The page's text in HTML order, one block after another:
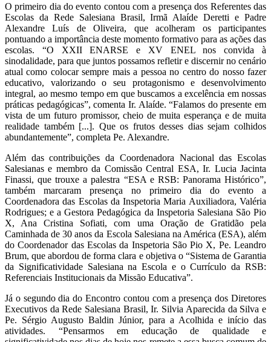
O primeiro dia do evento contou com a presença dos Referentes das
Escolas da Rede Salesiana Brasil, Irmã Alaíde Deretti e Padre
Alexandre Luís de Oliveira, que acolheram os participantes
pontuando a importância deste momento formativo para as ações das
escolas. “O XXII ENARSE e XV ENEL nos convida à
sinodalidade, para que juntos possamos refletir e discernir no cenário
atual como colocar sempre mais a pessoa no centro do nosso fazer
educativo, valorizando o seu protagonismo e desenvolvimento
integral, ao mesmo tempo em que buscamos a excelência em nossas
práticas pedagógicas”, comenta Ir. Alaíde. “Falamos do presente em
vista de um futuro promissor, cheio de muita esperança e de muita
realidade também [...]. Que os frutos desses dias sejam colhidos
abundantemente”, completa Pe. Alexandre.
Além das contribuições da Coordenadora Nacional das Escolas
Salesianas e membro da Comissão Central ESA, Ir. Lucia Jacinta
Finassi, que trouxe a palestra “ESA e RSB: Panorama Histórico”,
também marcaram presença no primeiro dia do evento a
Coordenadora das Escolas da Inspetoria Maria Auxiliadora, Valéria
Rodrigues; e a Gestora Pedagógica da Inspetoria Salesiana São Pio
X, Ana Cristina Sofiati, com uma Oração de Gratidão pela
Caminhada de 30 anos da Escola Salesiana na América (ESA), além
do Coordenador das Escolas da Inspetoria São Pio X, Pe. Leandro
Brum, que abordou de forma clara e objetiva o “Sistema de Garantia
da Significatividade Salesiana na Escola e o Currículo da RSB:
Referenciais Institucionais da Missão Educativa”.
Já o segundo dia do Encontro contou com a presença dos Diretores
Executivos da Rede Salesiana Brasil, Ir. Silvia Aparecida da Silva e
Pe. Sérgio Augusto Baldin Júnior, para a Acolhida e início das
atividades. “Pensarmos em educação de qualidade e